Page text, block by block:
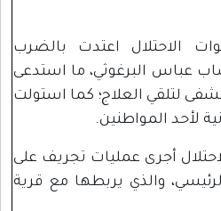
الاحتلال اعتدت بالضرب
عباس البرغوثي، ما استدعى
لتلقي العلاج؛ كما استولت
لأحد المواطنين.
أجرى عمليات تجريف على
والذي يربطها مع قرية